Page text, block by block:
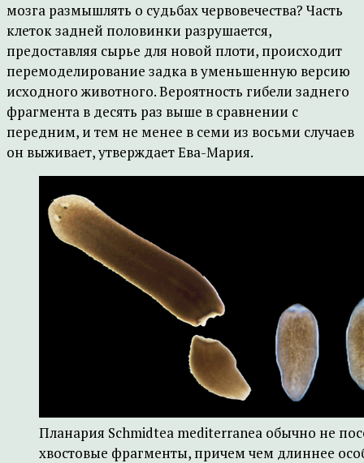
мозга размышлять о судьбах червовечества? Часть
клеток задней половинки разрушается,
предоставляя сырье для новой плоти, происходит
перемоделирование задка в уменьшенную версию
исходного животного. Вероятность гибели заднего
фрагмента в десять раз выше в сравнении с
передним, и тем не менее в семи из восьми случаев
он выживает, утверждает Ева-Мария.
Планария Schmidtea mediterranea обычно не
хвостовые фрагменты, причем чем длиннее